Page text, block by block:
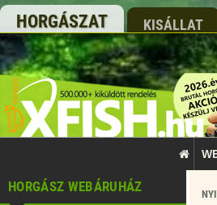
HORGÁSZAT KISÁLLAT
HORGÁSZ WEBÁRUHÁZ